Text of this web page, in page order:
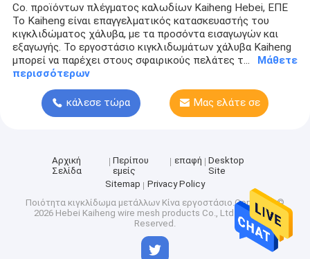
Co. προϊόντων πλέγματος καλωδίων Kaiheng Hebei, ΕΠΕ
Το Kaiheng είναι επαγγελματικός κατασκευαστής του
κιγκλιδώματος χάλυβα, με τα προσόντα εισαγωγών και
εξαγωγής. Το εργοστάσιο κιγκλιδωμάτων χάλυβα Kaiheng
μπορεί να παρέχει στους σφαιρικούς πελάτες τ...
Μάθετε
περισσότερων
κάλεσε τώρα Μας ελάτε σε
Αρχική
Σελίδα
Περίπου
εμείς
επαφή
Desktop
Site
Sitemap
Privacy Policy
Ποιότητα κιγκλίδωμα μετάλλων Κίνα εργοστάσιο.Copyright ©
2026 Hebei Kaiheng wire mesh products Co., Ltd. All Rights
Reserved.